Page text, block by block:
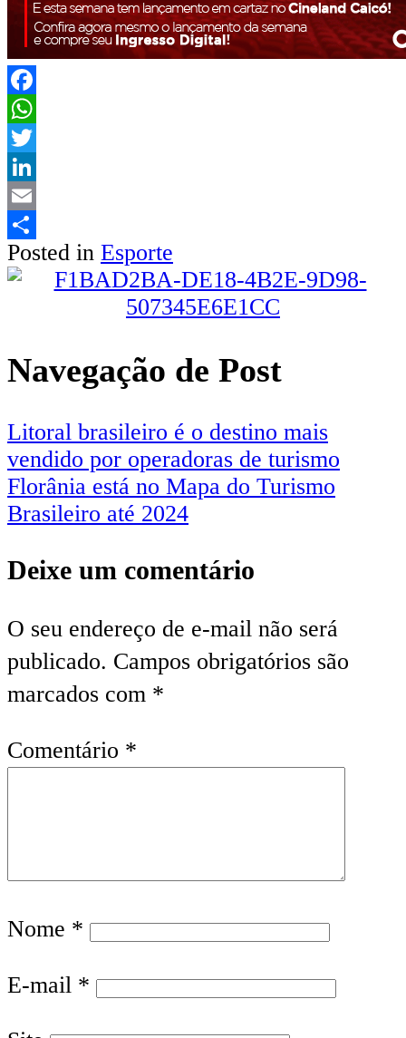
Facebook
WhatsApp
Twitter
LinkedIn
Email
Share
Posted in Esporte
Navegação de Post
Litoral brasileiro é o destino mais
vendido por operadoras de turismo
Florânia está no Mapa do Turismo
Brasileiro até 2024
Deixe um comentário
O seu endereço de e-mail não será
publicado. Campos obrigatórios são
marcados com *
Comentário *
Nome *
E-mail *